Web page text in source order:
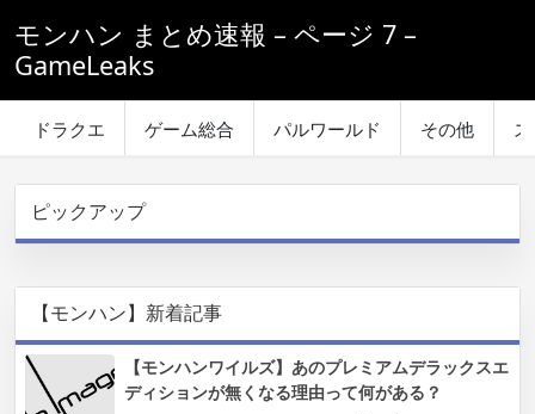
モンハン まとめ速報 – ページ 7 –
GameLeaks
ドラクエ ゲーム総合 パルワールド その他
ピックアップ
【モンハン】新着記事
【モンハンワイルズ】あのプレミアムデラックスエ
ディションが無くなる理由って何がある？